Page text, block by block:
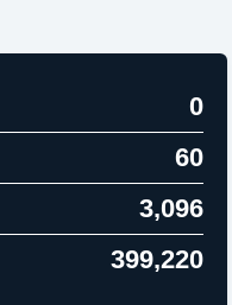
0
60
3,096
399,220